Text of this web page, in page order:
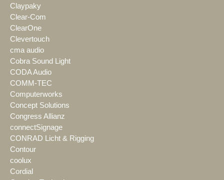
Claypaky
Clear-Com
ClearOne
Clevertouch
cma audio
Cobra Sound Light
CODA Audio
COMM-TEC
Computerworks
Concept Solutions
Congress Allianz
connectSignage
CONRAD Licht & Rigging
Contour
coolux
Cordial